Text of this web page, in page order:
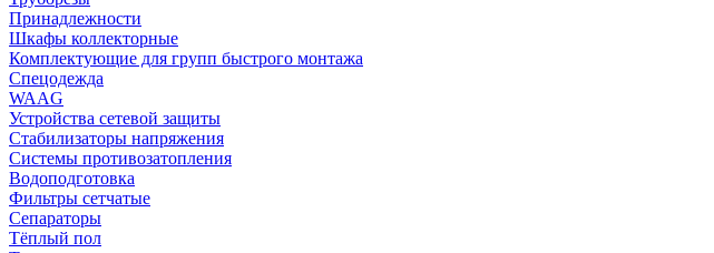
Принадлежности
Шкафы коллекторные
Комплектующие для групп быстрого монтажа
Спецодежда
WAAG
Устройства сетевой защиты
Стабилизаторы напряжения
Системы противозатопления
Водоподготовка
Фильтры сетчатые
Сепараторы
Тёплый пол